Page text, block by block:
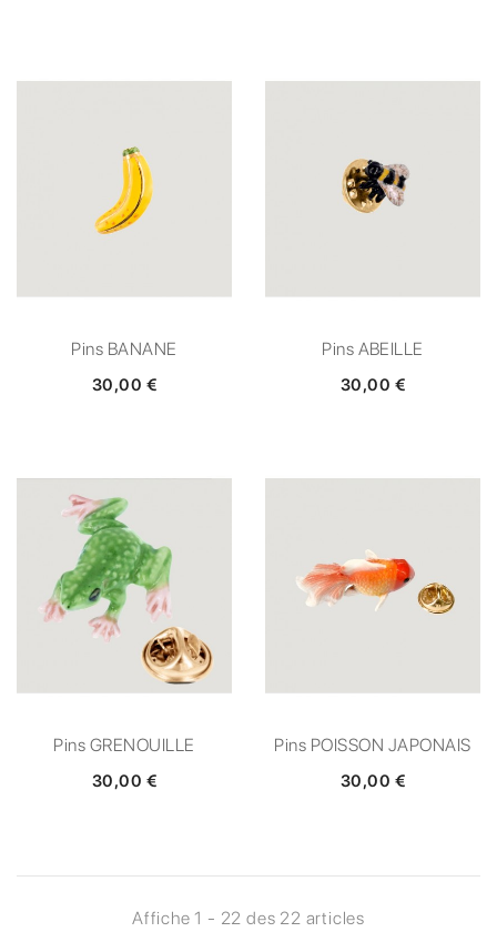
Pins BANANE
30,00 €
Pins ABEILLE
30,00 €
Pins GRENOUILLE
30,00 €
Pins POISSON JAPONAIS
30,00 €
Affiche 1 - 22 des 22 articles